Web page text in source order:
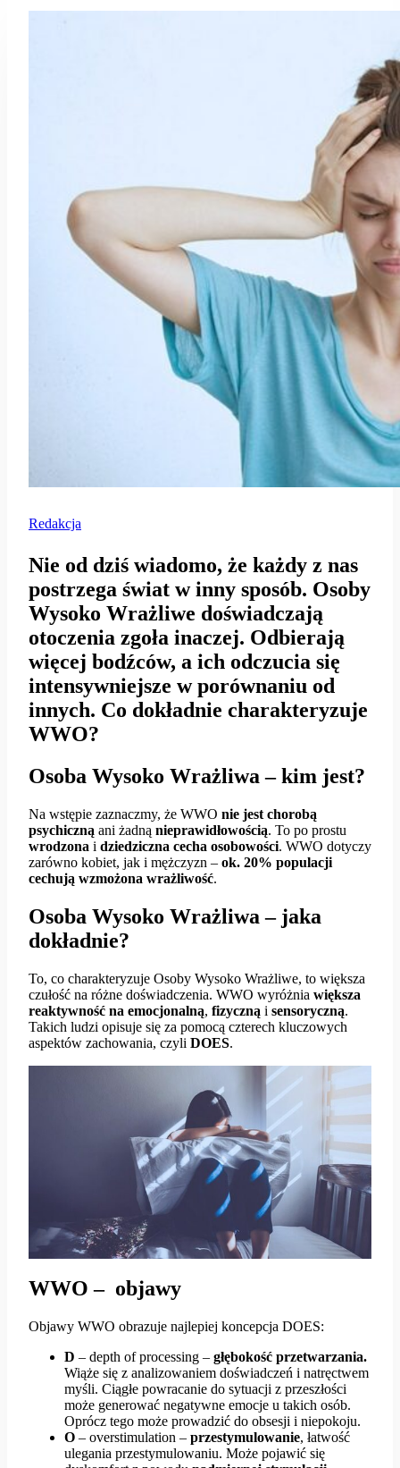
Redakcja
Nie od dziś wiadomo, że każdy z nas
postrzega świat w inny sposób. Osoby
Wysoko Wrażliwe doświadczają
otoczenia zgoła inaczej. Odbierają
więcej bodźców, a ich odczucia się
intensywniejsze w porównaniu od
innych. Co dokładnie charakteryzuje
WWO?
Osoba Wysoko Wrażliwa – kim jest?
Na wstępie zaznaczmy, że WWO nie jest chorobą
psychiczną ani żadną nieprawidłowością. To po prostu
wrodzona i dziedziczna cecha osobowości. WWO dotyczy
zarówno kobiet, jak i mężczyzn – ok. 20% populacji
cechują wzmożona wrażliwość.
Osoba Wysoko Wrażliwa – jaka
dokładnie?
To, co charakteryzuje Osoby Wysoko Wrażliwe, to większa
czułość na różne doświadczenia. WWO wyróżnia większa
reaktywność na emocjonalną, fizyczną i sensoryczną.
Takich ludzi opisuje się za pomocą czterech kluczowych
aspektów zachowania, czyli DOES.
WWO – objawy
Objawy WWO obrazuje najlepiej koncepcja DOES:
D – depth of processing – głębokość przetwarzania.
Wiąże się z analizowaniem doświadczeń i natręctwem
myśli. Ciągłe powracanie do sytuacji z przeszłości
może generować negatywne emocje u takich osób.
Oprócz tego może prowadzić do obsesji i niepokoju.
O – overstimulation – przestymulowanie, łatwość
ulegania przestymulowaniu. Może pojawić się